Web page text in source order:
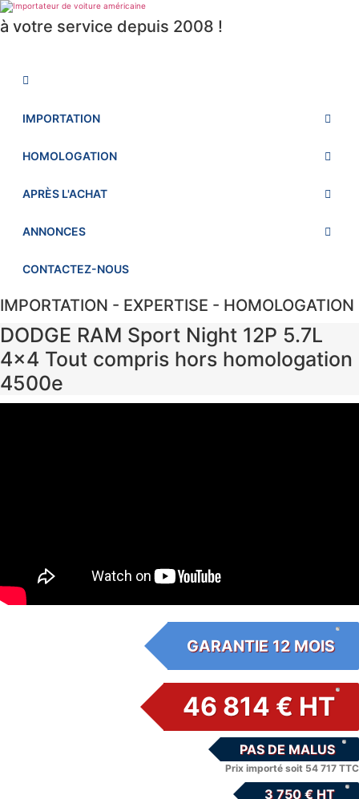
Aller
contenu
à votre service depuis 2008 !
IMPORTATION
HOMOLOGATION
APRÈS L'ACHAT
ANNONCES
CONTACTEZ-NOUS
IMPORTATION - EXPERTISE - HOMOLOGATION
DODGE RAM Sport Night 12P 5.7L
4×4 Tout compris hors homologation
4500e
GARANTIE 12 MOIS
46 814 € HT
PAS DE MALUS
Prix importé soit 54 717 TTC
3 750 € HT